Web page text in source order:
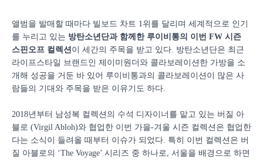
앨범을 발매할 때마다 빌보드 차트 1위를 달리며 세계적으로 인기
를 누리고 있는 방탄소년단과 함께한 루이비통의 이번 FW 시즌
스핀오프 컬렉션이 세간의 주목을 받고 있다. 방탄소년단은 최근
라이프스타일 브랜드인 제이미원더와 콜라보레이션한 가방을 소
개해 성공을 거둔 바 있어 루이비통과의 콜라보레이션이 많은 사
람들의 기대와 주목을 받은 이유기도 하다.
2018년부터 남성복 컬렉션의 수석 디자이너를 맡고 있는 버질 아
블로 (Virgil Abloh)와 협업한 이번 가을-겨울 시즌 컬렉션은 협업한
다는 소식이 들려올 때부터 이슈가 되었다. 특히 이번 컬렉션은 버
질 아블로의 ‘The Voyage’ 시리즈 중 하나로, 서울을 배경으로 하면